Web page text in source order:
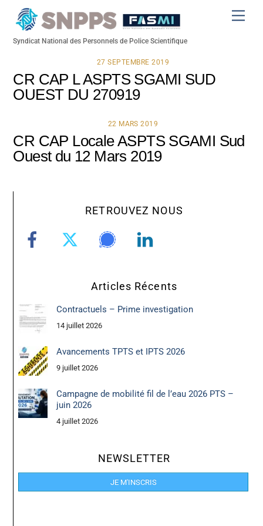
Syndicat National des Personnels de Police Scientifique
27 SEPTEMBRE 2019
CR CAP L ASPTS SGAMI SUD
OUEST DU 270919
22 MARS 2019
CR CAP Locale ASPTS SGAMI Sud
Ouest du 12 Mars 2019
RETROUVEZ NOUS
Articles Récents
Contractuels – Prime investigation
14 juillet 2026
Avancements TPTS et IPTS 2026
9 juillet 2026
Campagne de mobilité fil de l’eau 2026 PTS –
juin 2026
4 juillet 2026
NEWSLETTER
JE M'INSCRIS